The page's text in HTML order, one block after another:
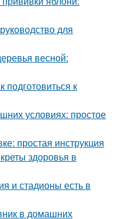
для
весной:
подготовиться к
условиях: простое
простая инструкция
здоровья в
и стадионы есть в
в домашних